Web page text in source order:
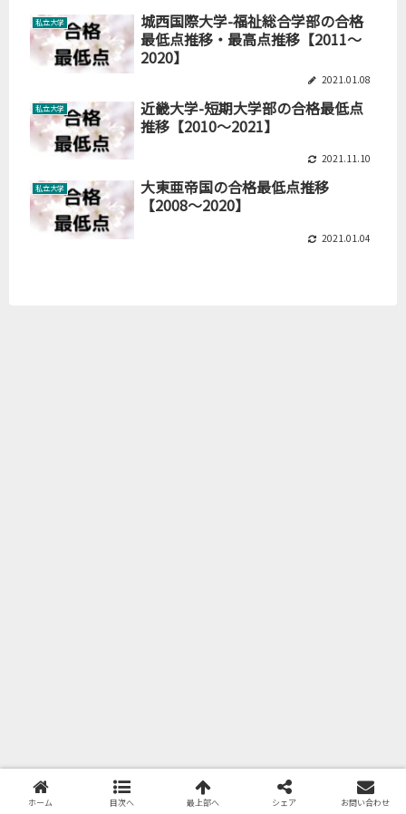
私立大学
城西国際大学-福祉総合学部の合格
最低点推移・最高点推移【2011～
2020】
2021.01.08
私立大学
近畿大学-短期大学部の合格最低点
推移【2010～2021】
2021.11.10
私立大学
大東亜帝国の合格最低点推移
【2008～2020】
2021.01.04
ホーム 目次へ 最上部へ シェア お問い合わせ